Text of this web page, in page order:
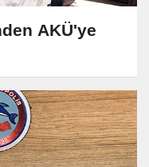
AKÜ'ye